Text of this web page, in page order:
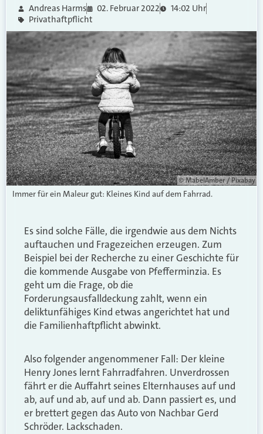
Andreas Harms 02. Februar 2022
14:02 Uhr
Privathaftpflicht
© MabelAmber / Pixabay
Immer für ein Maleur gut: Kleines Kind auf dem Fahrrad.
Es sind solche Fälle, die irgendwie aus dem Nichts
auftauchen und Fragezeichen erzeugen. Zum
Beispiel bei der Recherche zu einer Geschichte für
die kommende Ausgabe von Pfefferminzia. Es
geht um die Frage, ob die
Forderungsausfalldeckung zahlt, wenn ein
deliktunfähiges Kind etwas angerichtet hat und
die Familienhaftpflicht abwinkt.
Also folgender angenommener Fall: Der kleine
Henry Jones lernt Fahrradfahren. Unverdrossen
fährt er die Auffahrt seines Elternhauses auf und
ab, auf und ab, auf und ab. Dann passiert es, und
er brettert gegen das Auto von Nachbar Gerd
Schröder. Lackschaden.